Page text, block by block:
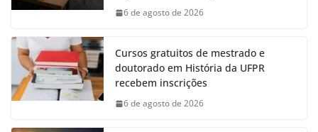
6 de agosto de 2026
Cursos gratuitos de mestrado e
doutorado em História da UFPR
recebem inscrições
6 de agosto de 2026